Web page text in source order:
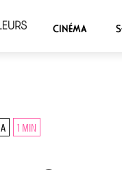
CINÉMA
1 MIN